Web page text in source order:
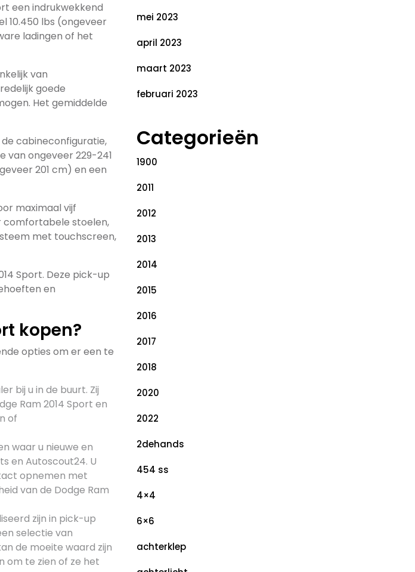
een indrukwekkend
10.450 lbs (ongeveer
ladingen of het
van
goede
Het gemiddelde
cabineconfiguratie,
van ongeveer 229-241
201 cm) en een
maximaal vijf
comfortabele stoelen,
met touchscreen,
Sport. Deze pick-up
en
kopen?
opties om er een te
bij u in de buurt. Zij
Ram 2014 Sport en
of
waar u nieuwe en
en Autoscout24. U
opnemen met
van de Dodge Ram
zijn in pick-up
selectie van
de moeite waard zijn
om te zien of ze het
mei 2023
april 2023
maart 2023
februari 2023
Categorieën
1900
2011
2012
2013
2014
2015
2016
2017
2018
2020
2022
2dehands
454 ss
4×4
6×6
achterklep